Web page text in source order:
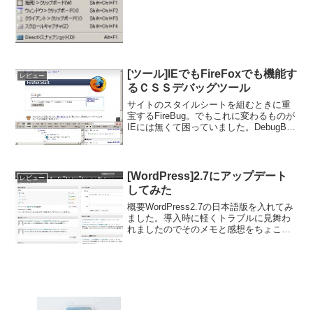
レビュー
[ツール]IEでもFireFoxでも機能す
るＣＳＳデバッグツール
サイトのスタイルシートを組むときに重
宝するFireBug。でもこれに変わるものが
IEには無くて困っていました。DebugBar
レビュー
[WordPress]2.7にアップデート
してみた
概要WordPress2.7の日本語版を入れてみ
ました。導入時に軽くトラブルに見舞わ
れましたのでそのメモと感想をちょこち